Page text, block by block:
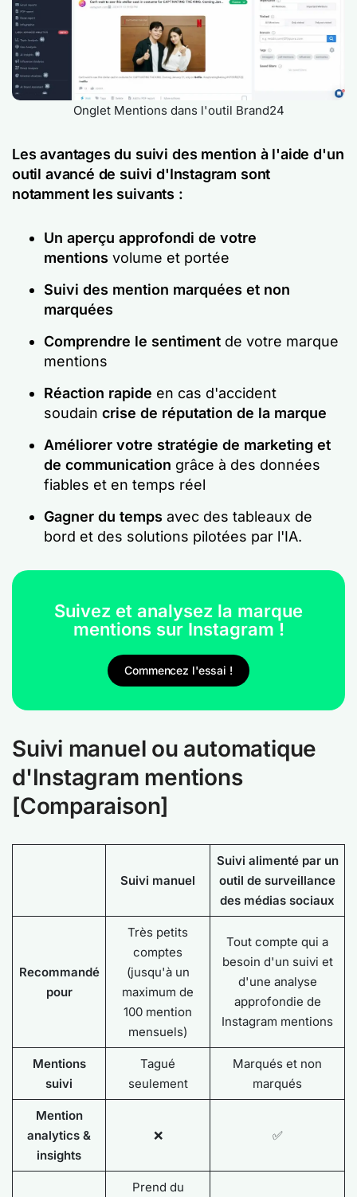
Onglet Mentions dans l'outil Brand24
Les avantages du suivi des mention à l'aide d'un
outil avancé de suivi d'Instagram sont
notamment les suivants :
Un aperçu approfondi de votre
mentions volume et portée
Suivi des mention marquées et non
marquées
Comprendre le sentiment de votre marque
mentions
Réaction rapide en cas d'accident
soudain crise de réputation de la marque
Améliorer votre stratégie de marketing et
de communication grâce à des données
fiables et en temps réel
Gagner du temps avec des tableaux de
bord et des solutions pilotées par l'IA.
Suivez et analysez la marque
mentions sur Instagram !
Commencez l'essai !
Suivi manuel ou automatique
d'Instagram mentions
[Comparaison]
Suivi manuel
Suivi alimenté par un
outil de surveillance
des médias sociaux
Recommandé
pour
Très petits
comptes
(jusqu'à un
maximum de
100 mention
mensuels)
Tout compte qui a
besoin d'un suivi et
d'une analyse
approfondie de
Instagram mentions
Mentions
suivi
Tagué
seulement
Marqués et non
marqués
Mention
analytics &
insights
❌ ✅
Prend du